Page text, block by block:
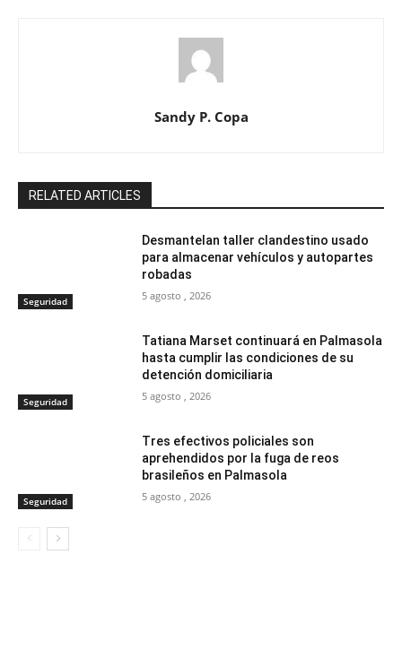
Sandy P. Copa
RELATED ARTICLES
Seguridad
Desmantelan taller clandestino usado
para almacenar vehículos y autopartes
robadas
5 agosto , 2026
Seguridad
Tatiana Marset continuará en Palmasola
hasta cumplir las condiciones de su
detención domiciliaria
5 agosto , 2026
Seguridad
Tres efectivos policiales son
aprehendidos por la fuga de reos
brasileños en Palmasola
5 agosto , 2026